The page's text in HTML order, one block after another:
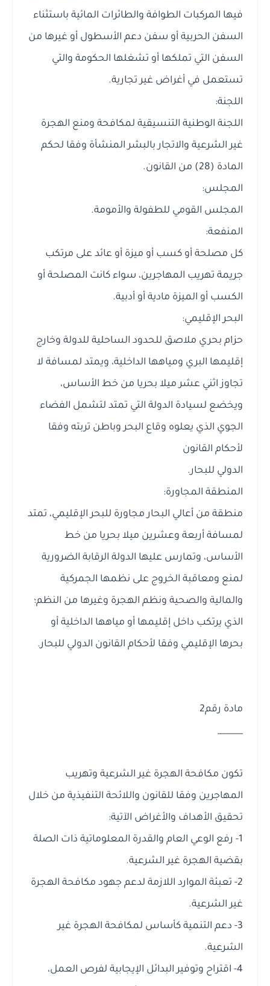
فيها المركبات الطوافة والطائرات المائية باستثناء
السفن الحربية أو سفن دعم الأسطول أو غيرها من
السفن التي تملكها أو تشغلها الحكومة والتي
تستعمل في أغراض غير تجارية.
اللجنة:
اللجنة الوطنية التنسيقية لمكافحة ومنع الهجرة
غير الشرعية والاتجار بالبشر المنشأة وفقا لحكم
المادة (28) من القانون.
المجلس:
المجلس القومي للطفولة والأمومة.
المنفعة:
كل مصلحة أو كسب أو ميزة أو عائد على مرتكب
جريمة تهريب المهاجرين، سواء كانت المصلحة أو
الكسب أو الميزة مادية أو أدبية.
البحر الإقليمي:
حزام بحري ملاصق للحدود الساحلية للدولة وخارج
إقليمها البري ومياهها الداخلية، ويمتد لمسافة لا
تجاوز اثني عشر ميلا بحريا من خط الأساس،
ويخضع لسيادة الدولة التي تمتد لتشمل الفضاء
الجوي الذي يعلوه وقاع البحر وباطن تربته وفقا
لأحكام القانون
الدولي للبحار.
المنطقة المجاورة:
منطقة من أعالي البحار مجاورة للبحر الإقليمي، تمتد
لمسافة أربعة وعشرين ميلا بحريا من خط
الأساس، وتمارس عليها الدولة الرقابة الضرورية
لمنع ومعاقبة الخروج على نظمها الجمركية
والمالية والصحية ونظم الهجرة وغيرها من النظم؛
الذي يرتكب داخل إقليمها أو مياهها الداخلية أو
بحرها الإقليمي وفقا لأحكام القانون الدولي للبحار.
مادة رقم2
______
تكون مكافحة الهجرة غير الشرعية وتهريب
المهاجرين وفقا للقانون واللائحة التنفيذية من خلال
تحقيق الأهداف والأغراض الآتية:
1- رفع الوعي العام والقدرة المعلوماتية ذات الصلة
بقضية الهجرة غير الشرعية.
2- تعبئة الموارد اللازمة لدعم جهود مكافحة الهجرة
غير الشرعية.
3- دعم التنمية كأساس لمكافحة الهجرة غير
الشرعية.
4- اقتراح وتوفير البدائل الإيجابية لفرص العمل،